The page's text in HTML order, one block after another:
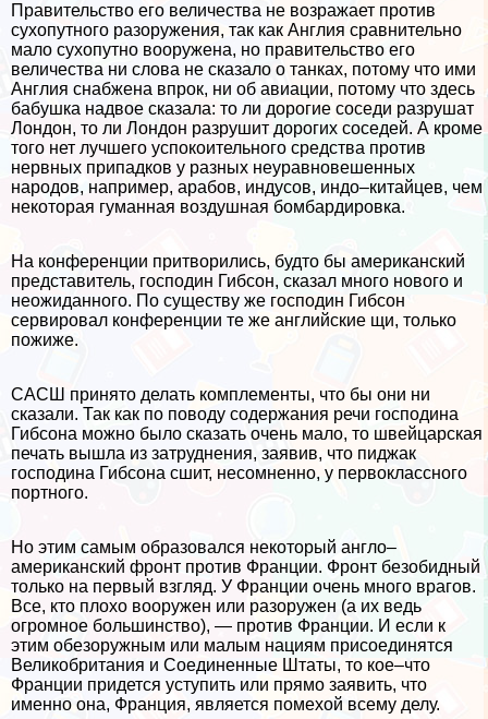
Правительство его величества не возражает против
сухопутного разоружения, так как Англия сравнительно
мало сухопутно вооружена, но правительство его
величества ни слова не сказало о танках, потому что ими
Англия снабжена впрок, ни об авиации, потому что здесь
бабушка надвое сказала: то ли дорогие соседи разрушат
Лондон, то ли Лондон разрушит дорогих соседей. А кроме
того нет лучшего успокоительного средства против
нервных припадков у разных неуравновешенных
народов, например, арабов, индусов, индо–китайцев, чем
некоторая гуманная воздушная бомбардировка.
На конференции притворились, будто бы американский
представитель, господин Гибсон, сказал много нового и
неожиданного. По существу же господин Гибсон
сервировал конференции те же английские щи, только
пожиже.
САСШ принято делать комплементы, что бы они ни
сказали. Так как по поводу содержания речи господина
Гибсона можно было сказать очень мало, то швейцарская
печать вышла из затруднения, заявив, что пиджак
господина Гибсона сшит, несомненно, у первоклассного
портного.
Но этим самым образовался некоторый англо–
американский фронт против Франции. Фронт безобидный
только на первый взгляд. У Франции очень много врагов.
Все, кто плохо вооружен или разоружен (а их ведь
огромное большинство), — против Франции. И если к
этим обезоружным или малым нациям присоединятся
Великобритания и Соединенные Штаты, то кое–что
Франции придется уступить или прямо заявить, что
именно она, Франция, является помехой всему делу.